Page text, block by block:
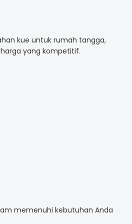
kue untuk rumah tangga,
yang kompetitif.
memenuhi kebutuhan Anda